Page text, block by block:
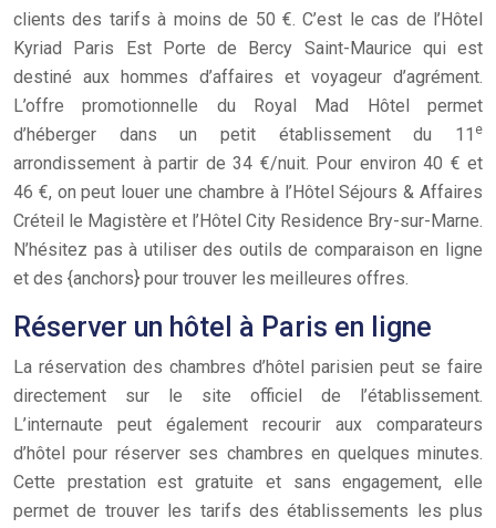
clients des tarifs à moins de 50 €. C’est le cas de l’Hôtel
Kyriad Paris Est Porte de Bercy Saint-Maurice qui est
destiné aux hommes d’affaires et voyageur d’agrément.
L’offre promotionnelle du Royal Mad Hôtel permet
d’héberger dans un petit établissement du 11 e
arrondissement à partir de 34 €/nuit. Pour environ 40 € et
46 €, on peut louer une chambre à l’Hôtel Séjours & Affaires
Créteil le Magistère et l’Hôtel City Residence Bry-sur-Marne.
N’hésitez pas à utiliser des outils de comparaison en ligne
et des {anchors} pour trouver les meilleures offres.
Réserver un hôtel à Paris en ligne
La réservation des chambres d’hôtel parisien peut se faire
directement sur le site officiel de l’établissement.
L’internaute peut également recourir aux comparateurs
d’hôtel pour réserver ses chambres en quelques minutes.
Cette prestation est gratuite et sans engagement, elle
permet de trouver les tarifs des établissements les plus